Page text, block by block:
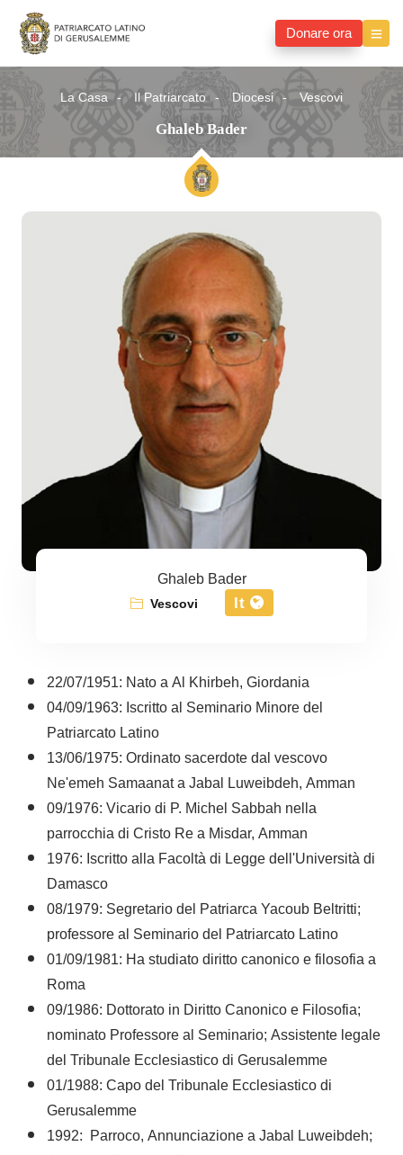
Donare ora
La Casa Il Patriarcato Diocesi Vescovi
Ghaleb Bader
Ghaleb Bader
Vescovi It
22/07/1951: Nato a Al Khirbeh, Giordania
04/09/1963: Iscritto al Seminario Minore del
Patriarcato Latino
13/06/1975: Ordinato sacerdote dal vescovo
Ne'emeh Samaanat a Jabal Luweibdeh, Amman
09/1976: Vicario di P. Michel Sabbah nella
parrocchia di Cristo Re a Misdar, Amman
1976: Iscritto alla Facoltà di Legge dell'Università di
Damasco
08/1979: Segretario del Patriarca Yacoub Beltritti;
professore al Seminario del Patriarcato Latino
01/09/1981: Ha studiato diritto canonico e filosofia a
Roma
09/1986: Dottorato in Diritto Canonico e Filosofia;
nominato Professore al Seminario; Assistente legale
del Tribunale Ecclesiastico di Gerusalemme
01/1988: Capo del Tribunale Ecclesiastico di
Gerusalemme
1992: Parroco, Annunciazione a Jabal Luweibdeh;